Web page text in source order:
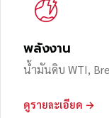
พลังงาน
น้ำมันดิบ WTI,
ดูรายละเอียด →